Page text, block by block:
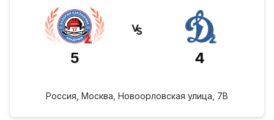
5 4
Россия, Москва, Новоорловская улица, 7В